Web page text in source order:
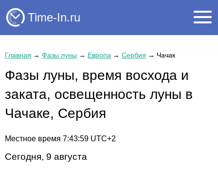
Time-In.ru
Главная → Фазы луны → Европа → Сербия → Чачак
Фазы луны, время восхода и
заката, освещенность луны в
Чачаке, Сербия
Местное время 7:43:59 UTC+2
Сегодня, 9 августа